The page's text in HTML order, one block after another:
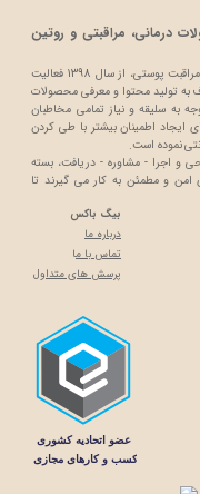
بیگ باکس
درباره ما
تماس با ما
پرسش های متداول
درمانی، مراقبتی و روتین
بیگ باکس با تکیه بر دانش و تجربه حضور در بازار محصولات مراقبت پوستی، از سال 1398 فعالیت
به تولید محتوا و معرفی محصولات
به سلیقه و نیاز تمامی مخاطبان
اطمینان بیشتر با طی کردن
نموده است.
و اجرا - مشاوره - دریافت، بسته
امن و مطمئن به کار می گیرند تا